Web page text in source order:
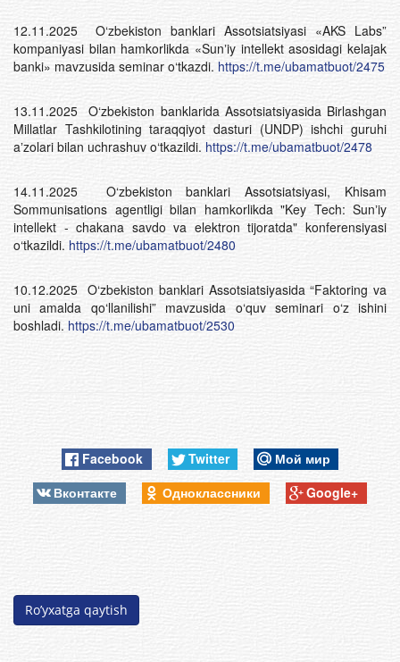
12.11.2025 O‘zbekiston banklari Assotsiatsiyasi «AKS Labs”
kompaniyasi bilan hamkorlikda «Sunʼiy intellekt asosidagi kelajak
banki» mavzusida seminar o‘tkazdi. https://t.me/ubamatbuot/2475
13.11.2025 O‘zbekiston banklarida Assotsiatsiyasida Birlashgan
Millatlar Tashkilotining taraqqiyot dasturi (UNDP) ishchi guruhi
aʼzolari bilan uchrashuv o‘tkazildi. https://t.me/ubamatbuot/2478
14.11.2025 O‘zbekiston banklari Assotsiatsiyasi, Khisam
Sommunisations agentligi bilan hamkorlikda "Key Tech: Sunʼiy
intellekt - chakana savdo va elektron tijoratda" konferensiyasi
o‘tkazildi. https://t.me/ubamatbuot/2480
10.12.2025 O‘zbekiston banklari Assotsiatsiyasida “Faktoring va
uni amalda qo‘llanilishi” mavzusida o‘quv seminari o‘z ishini
boshladi. https://t.me/ubamatbuot/2530
Facebook Twitter
Мой мир
Вконтакте
Одноклассники Google+
Ro’yxatga qaytish